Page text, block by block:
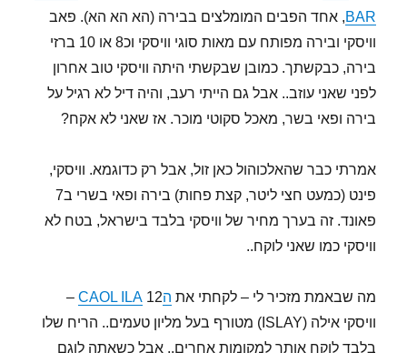
BAR, אחד הפבים המומלצים בבירה (הא הא הא). פאב
וויסקי ובירה מפותח עם מאות סוגי וויסקי וכ8 או 10 ברזי
בירה, כבקשתך. כמובן שבקשתי היתה וויסקי טוב אחרון
לפני שאני עוזב.. אבל גם הייתי רעב, והיה דיל לא רגיל על
בירה ופאי בשר, מאכל סקוטי מוכר. אז שאני לא אקח?
אמרתי כבר שהאלכוהול כאן זול, אבל רק כדוגמא. וויסקי,
פינט (כמעט חצי ליטר, קצת פחות) בירה ופאי בשרי ב7
פאונד. זה בערך מחיר של וויסקי בלבד בישראל, בטח לא
וויסקי כמו שאני לוקח..
מה שבאמת מזכיר לי – לקחתי את הCAOL ILA
12 –
וויסקי אילה (ISLAY) מטורף בעל מליון טעמים.. הריח שלו
בלבד לוקח אותך למקומות אחרים.. אבל כשאתה לוגם